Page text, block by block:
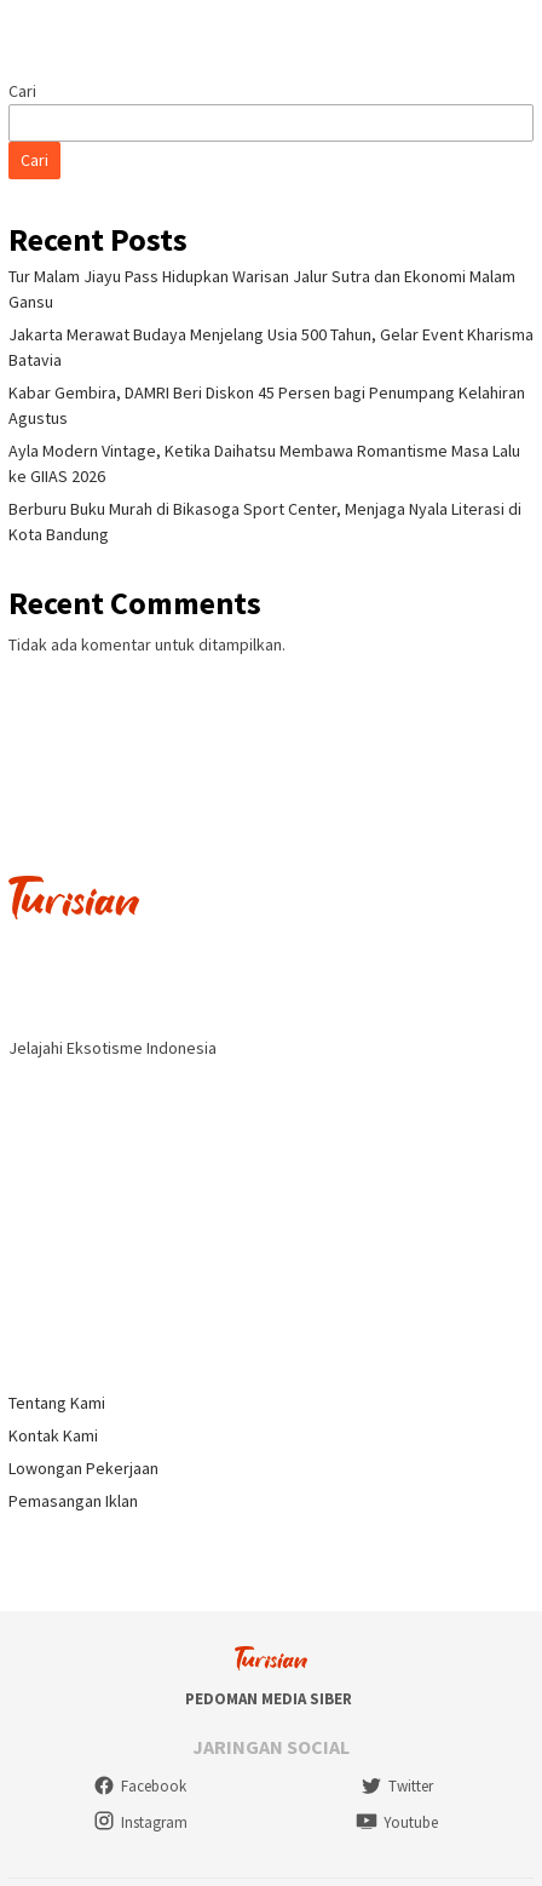
Cari
Cari
Recent Posts
Tur Malam Jiayu Pass Hidupkan Warisan Jalur Sutra dan Ekonomi Malam
Gansu
Jakarta Merawat Budaya Menjelang Usia 500 Tahun, Gelar Event Kharisma
Batavia
Kabar Gembira, DAMRI Beri Diskon 45 Persen bagi Penumpang Kelahiran
Agustus
Ayla Modern Vintage, Ketika Daihatsu Membawa Romantisme Masa Lalu
ke GIIAS 2026
Berburu Buku Murah di Bikasoga Sport Center, Menjaga Nyala Literasi di
Kota Bandung
Recent Comments
Tidak ada komentar untuk ditampilkan.
Jelajahi Eksotisme Indonesia
Tentang Kami
Kontak Kami
Lowongan Pekerjaan
Pemasangan Iklan
PEDOMAN MEDIA SIBER
JARINGAN SOCIAL
Facebook
Twitter
Instagram
Youtube